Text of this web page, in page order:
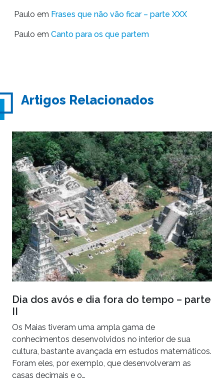
Paulo em Frases que não vão ficar – parte XXX
Paulo em Canto para os que partem
Artigos Relacionados
Dia dos avós e dia fora do tempo – parte
II
Os Maias tiveram uma ampla gama de
conhecimentos desenvolvidos no interior de sua
cultura, bastante avançada em estudos matemáticos.
Foram eles, por exemplo, que desenvolveram as
casas decimais e o…